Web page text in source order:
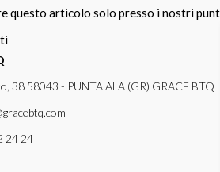
questo articolo solo presso i nostri
38 58043 - PUNTA ALA (GR) GRACE BTQ
24 24